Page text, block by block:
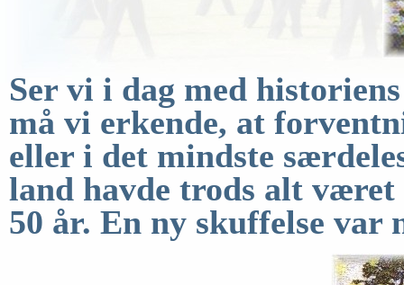
Ser vi i dag med
må vi erkende, at
eller i det mindste
land havde trods alt
50 år. En ny skuffelse var